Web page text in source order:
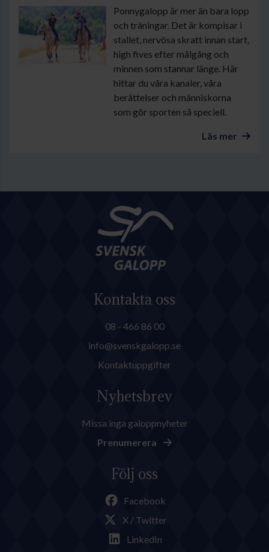
Ponnygalopp är mer än bara lopp
och träningar. Det är kompisar i
stallet, nervösa skratt innan start,
high fives efter målgång och
minnen som stannar länge. Här
hittar du våra kanaler, våra
berättelser och människorna
som gör sporten så speciell.
Läs mer
Kontakta oss
08 - 466 86 00
info@svenskgalopp.se
Kontaktuppgifter
Nyhetsbrev
Missa inga galoppnyheter
Prenumerera
Följ oss
Facebook
X / Twitter
LinkedIn